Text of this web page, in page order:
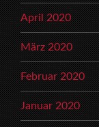
April 2020
März 2020
Februar 2020
Januar 2020